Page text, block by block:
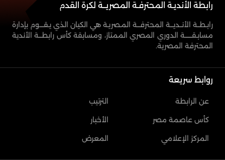
رابطة الأنديـة المحترفـة المصريــة لكرة القدم
رابـطــة الأنــديـــة المحترفـــة المـصريـة هي الكيان الذي يـقــــوم بإدارة
مسابـقـــــــة الدوري المصري الممتاز، ومسابقة كأس رابطـــة الأندية
المحترفة المصرية.
روابط سريعة
عن الرابطة الترتيب
كأس عاصمة مصر الأخبار
المركز الإعلامي المعرض